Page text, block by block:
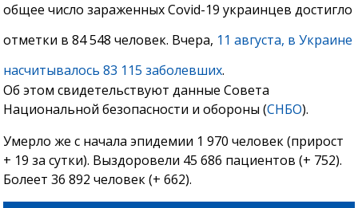
общее число зараженных Covid-19 украинцев достигло
отметки в 84 548 человек. Вчера, 11 августа, в Украине
насчитывалось 83 115 заболевших.
Об этом свидетельствуют данные Совета
Национальной безопасности и обороны (СНБО).
Умерло же с начала эпидемии 1 970 человек (прирост
+ 19 за сутки). Выздоровели 45 686 пациентов (+ 752).
Болеет 36 892 человек (+ 662).